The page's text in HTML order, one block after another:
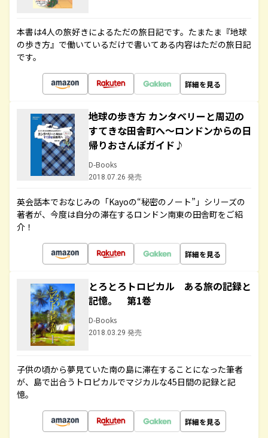
本書は4人の旅好きによるただの旅日記です。たまたま『地球
の歩き方』で働いているだけで書いてある内容はただの旅日記
です。
詳細を見る
地球の歩き方 カンタベリーと周辺の
すてきな田舎町へ～ロンドンからの日
帰りおさんぽガイド♪
D-Books
2018.07.26 発売
英会話本でおなじみの「Kayoの“秘密のノート”」シリーズの
著者が、今度は自分の滞在するロンドン南東の田舎町をご紹
介！
詳細を見る
とろとろトロピカル ある旅の記録と
記憶。 第1巻
D-Books
2018.03.29 発売
子供の頃から夢見ていた南の島に滞在することになった筆者
が、島で出合うトロピカルでマジカルな45日間の記録と記
憶。
詳細を見る